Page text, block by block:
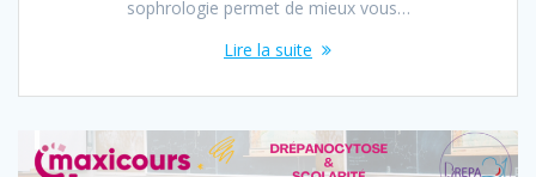
sophrologie permet de mieux vous…
Lire la suite